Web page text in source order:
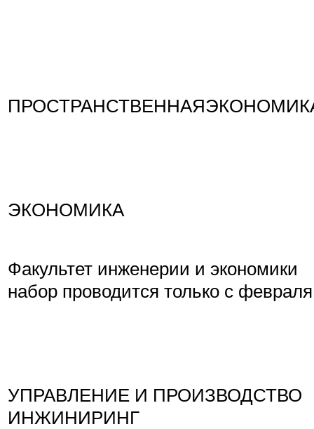
ЭКОНОМИКА
Факультет инженерии и экономики
набор проводится только с
УПРАВЛЕНИЕ И ПРОИЗВОДСТВО
ИНЖИНИРИНГ